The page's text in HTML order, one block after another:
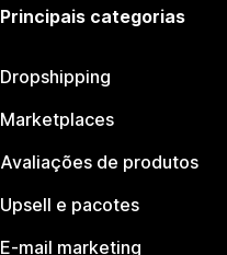
Principais categorias
Dropshipping
Marketplaces
Avaliações de produtos
Upsell e pacotes
E-mail marketing